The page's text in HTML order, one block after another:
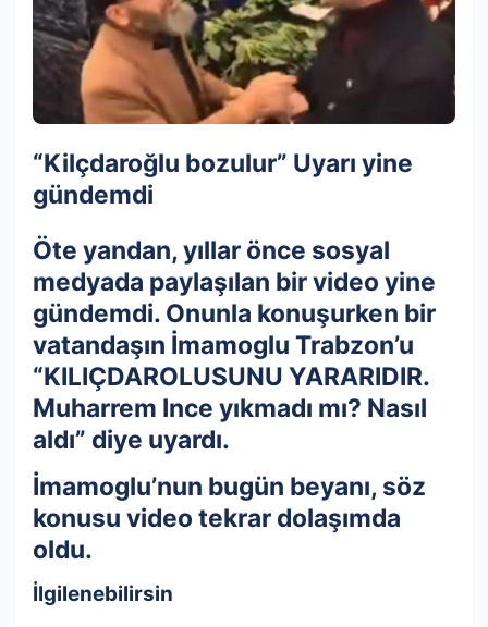
“Kilçdaroğlu bozulur” Uyarı yine
gündemdi
Öte yandan, yıllar önce sosyal
medyada paylaşılan bir video yine
gündemdi. Onunla konuşurken bir
vatandaşın İmamoglu Trabzon’u
“KILIÇDAROLUSUNU YARARIDIR.
Muharrem Ince yıkmadı mı? Nasıl
aldı” diye uyardı.
İmamoglu’nun bugün beyanı, söz
konusu video tekrar dolaşımda
oldu.
İlgilenebilirsin